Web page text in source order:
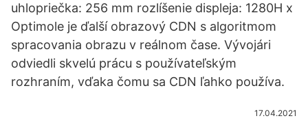
uhlopriečka: 256 mm rozlíšenie displeja: 1280H x
Optimole je ďalší obrazový CDN s algoritmom
spracovania obrazu v reálnom čase. Vývojári
odviedli skvelú prácu s používateľským
rozhraním, vďaka čomu sa CDN ľahko používa.
17.04.2021